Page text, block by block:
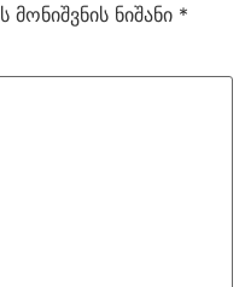
ნიშანი *